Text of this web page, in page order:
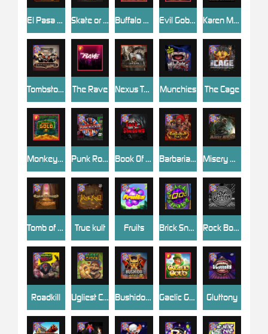
Munchies
Skate or Die
Nexus Tombstone RIP
Tombstone No Mercy
Roadkill
Book Of Shadows
Rock Bottom
The Cage
El Pasa Gunfight xNudge
Brick Snake 2000
Monkey's Gold xPays Barbarian Fury
Tomb of Akhenaten
Evil Goblins xBomb
Gluttony
Fruits
Buffalo Hunter
Punk Rocker
Gaelic Gold
Misery Mining
Karen Maneater
True kult
Bushido Way xNudge
Ugliest Catch
The Rave